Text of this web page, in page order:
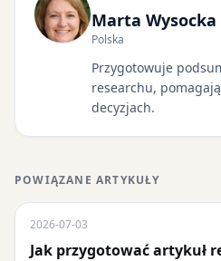
Marta Wysocka
Polska
Przygotowuje
researchu,
decyzjach.
POWIĄZANE ARTYKUŁY
2026-07-03
Jak przygotować artykuł